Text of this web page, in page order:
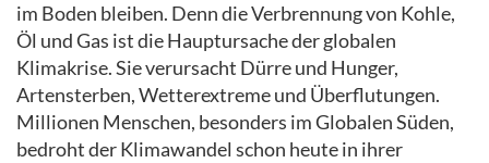
im Boden bleiben. Denn die Verbrennung von Kohle,
Öl und Gas ist die Hauptursache der globalen
Klimakrise. Sie verursacht Dürre und Hunger,
Artensterben, Wetterextreme und Überflutungen.
Millionen Menschen, besonders im Globalen Süden,
bedroht der Klimawandel schon heute in ihrer